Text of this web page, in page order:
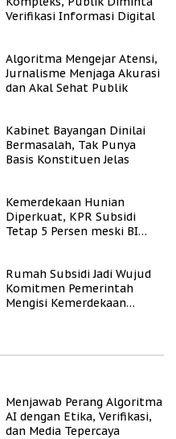
Verifikasi Informasi Digital
Algoritma Mengejar Atensi,
Jurnalisme Menjaga Akurasi
dan Akal Sehat Publik
Kabinet Bayangan Dinilai
Bermasalah, Tak Punya
Basis Konstituen Jelas
Kemerdekaan Hunian
Diperkuat, KPR Subsidi
Tetap 5 Persen meski BI
Rumah Subsidi Jadi Wujud
Komitmen Pemerintah
Mengisi Kemerdekaan
Menjawab Perang Algoritma
AI dengan Etika, Verifikasi,
dan Media Tepercaya